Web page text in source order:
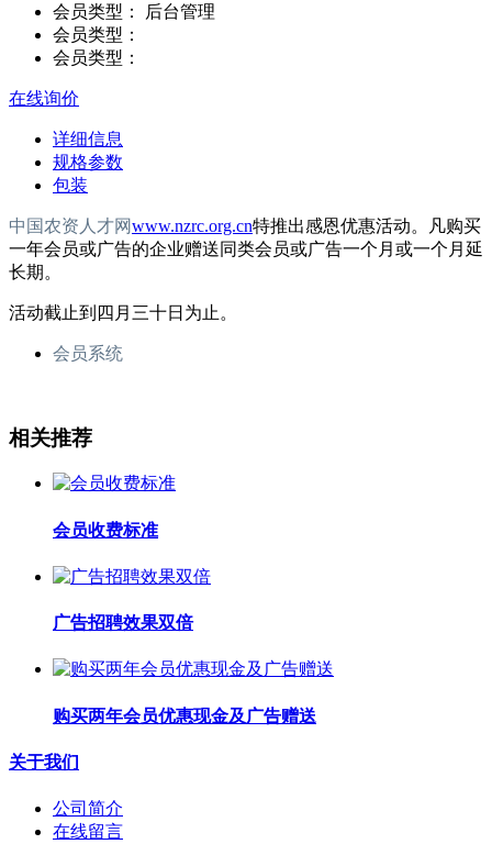
会员类型：
后台管理
会员类型：
会员类型：
在线询价
详细信息
规格参数
包装
中国农资人才网www.nzrc.org.cn特推出感恩优惠活动。凡购买
一年会员或广告的企业赠送同类会员或广告一个月或一个月延
长期。
活动截止到四月三十日为止。
会员系统
相关推荐
会员收费标准
广告招聘效果双倍
购买两年会员优惠现金及广告赠送
关于我们
公司简介
在线留言